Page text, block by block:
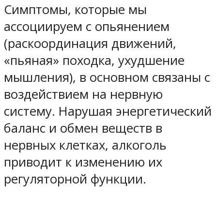
Симптомы, которые мы
ассоциируем с опьянением
(раскоординация движений,
«пьяная» походка, ухудшение
мышления), в основном связаны с
воздействием на нервную
систему. Нарушая энергетический
баланс и обмен веществ в
нервных клетках, алкоголь
приводит к изменению их
регуляторной функции.